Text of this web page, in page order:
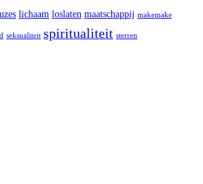
lichaam loslaten maatschappij makemake
seksualiteit spiritualiteit sterren